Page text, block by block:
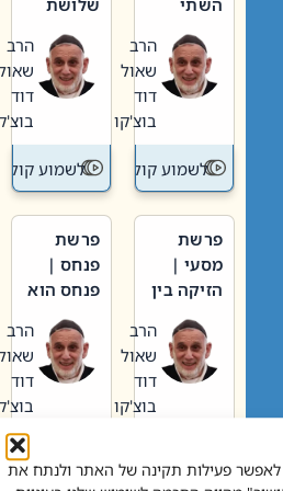
פעילות תקינה של האתר ולנתח את
וערב של
חיינו
הרב
שאול
דוד
בוצ'קו
לשמוע קול תורה – מדרש
האבות
הרב
שאול
דוד
בוצ'קו
לשמוע קול
פרשת
מסעי |
הזיקה בין
הגדול לעם הרב
שאול
דוד
בוצ'קו
לשמוע קול תורה – מדרש
פרשת
פנחס |
פנחס הוא
אליהו: בין
קנאות
הורסת
לקנאות
בונה
הרב
שאול
דוד
בוצ'קו
לשמוע קול